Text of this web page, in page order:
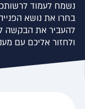
נשמח לעמוד
בחרו את נושא
להעביר את הבקשה
ולחזור אליכם עם